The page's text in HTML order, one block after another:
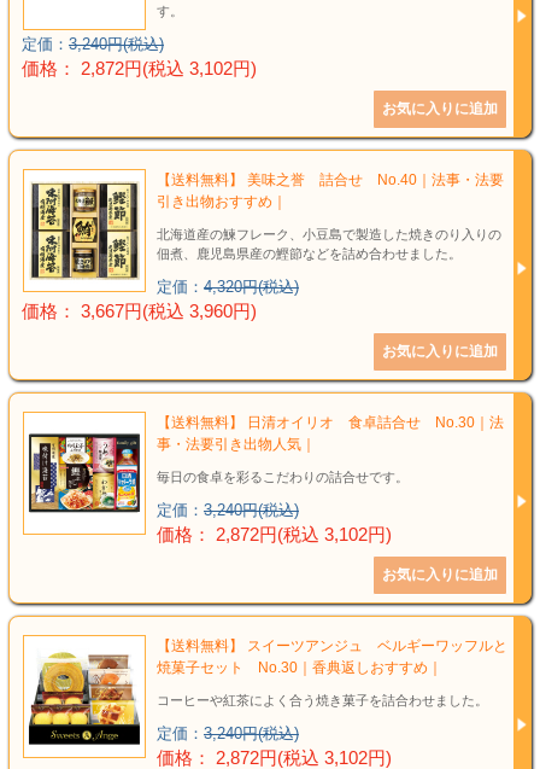
す。
定価： 3,240円(税込)
価格： 2,872円(税込 3,102円)
【送料無料】 美味之誉 詰合せ No.40｜法事・法要
引き出物おすすめ｜
北海道産の鰊フレーク、小豆島で製造した焼きのり入りの
佃煮、鹿児島県産の鰹節などを詰め合わせました。
定価： 4,320円(税込)
価格： 3,667円(税込 3,960円)
【送料無料】 日清オイリオ 食卓詰合せ No.30｜法
事・法要引き出物人気｜
毎日の食卓を彩るこだわりの詰合せです。
定価： 3,240円(税込)
価格： 2,872円(税込 3,102円)
【送料無料】 スイーツアンジュ ベルギーワッフルと
焼菓子セット No.30｜香典返しおすすめ｜
コーヒーや紅茶によく合う焼き菓子を詰合わせました。
定価： 3,240円(税込)
価格： 2,872円(税込 3,102円)